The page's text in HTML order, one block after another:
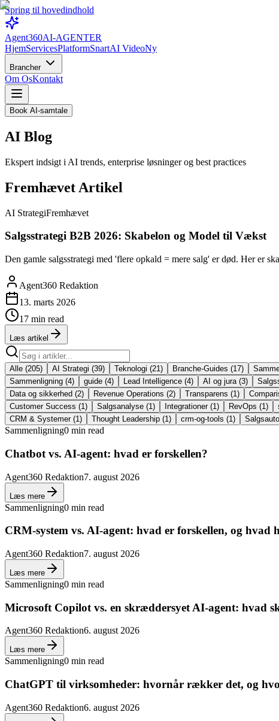
Spring til hovedindhold
Agent360AI-AGENTER
HjemServicesPlatformSnartAI VideoNy
Brancher
Om OsKontakt
Book AI-samtale
AI Blog
Ekspert indsigt i AI trends, enterprise løsninger og best practices
Fremhævet Artikel
AI StrategiFremhævet
Salgsstrategi B2B 2026: Skabelon og Model til Vækst
Den gamle salgsstrategi med 'flere opkald = mere salg' er død. Her er
Agent360 Redaktion
13. marts 2026
17 min read
Læs artikel
Alle (205) AI Strategi (39) Teknologi (21) Branche-Guides (17)
Sammenligning (4) guide (4) Lead Intelligence (4) AI og jura(3)
Data og sikkerhed (2) Revenue Operations (2) Transparens (1)
Customer Success (1) Salgsanalyse (1) Integrationer(1) RevOps (1)
CRM & Systemer(1) Thought Leadership (1) crm-og-tools (1)
Sammenligning0 min read
Chatbot vs. AI-agent: hvad er forskellen?
Agent360 Redaktion7. august 2026
Læs mere
Sammenligning0 min read
CRM-system vs. AI-agent: hvad er forskellen, og hvad
Agent360 Redaktion7. august 2026
Læs mere
Sammenligning0 min read
Microsoft Copilot vs. en skræddersyet AI-agent: hvad
Agent360 Redaktion6. august 2026
Læs mere
Sammenligning0 min read
ChatGPT til virksomheder: hvornår rækker det, og
Agent360 Redaktion6. august 2026